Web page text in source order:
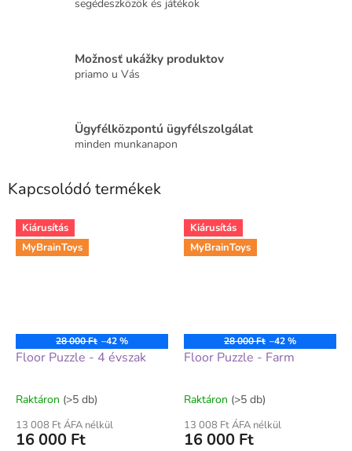
segédeszközök és játékok
Možnosť ukážky produktov
priamo u Vás
Ügyfélközpontú ügyfélszolgálat
minden munkanapon
Kapcsolódó termékek
Kiárusítás
MyBrainToys
28 000 Ft –42 %
Floor Puzzle - 4 évszak
Raktáron (>5 db)
13 008 Ft ÁFA nélkül
16 000 Ft
Kiárusítás
MyBrainToys
28 000 Ft –42 %
Floor Puzzle - Farm
Raktáron (>5 db)
13 008 Ft ÁFA nélkül
16 000 Ft